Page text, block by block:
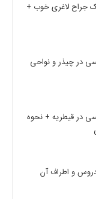
(9 ویژگی یک جراح لاغری خوب +
در چیذر و نواحی
در قیطریه + نحوه
و اطراف آن